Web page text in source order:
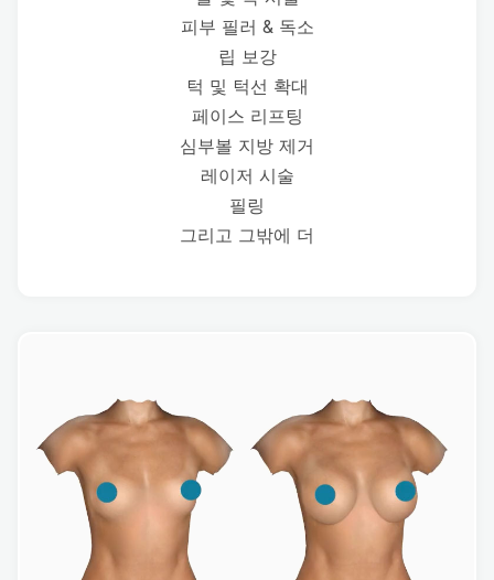
피부 필러 & 독소
립 보강
턱 및 턱선 확대
페이스 리프팅
심부볼 지방 제거
레이저 시술
필링
그리고 그밖에 더